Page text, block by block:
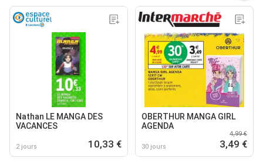
Nathan LE MANGA DES
VACANCES
2 jours 10,33 €
OBERTHUR MANGA GIRL
AGENDA
30 jours
4,99 €
3,49 €